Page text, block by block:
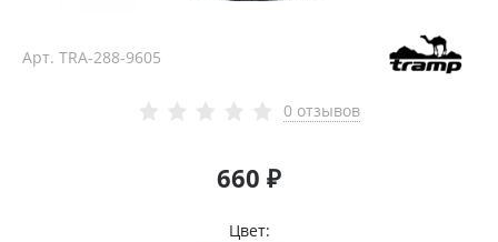
Арт. TRA-288-9605
0 отзывов
660 ₽
Цвет: